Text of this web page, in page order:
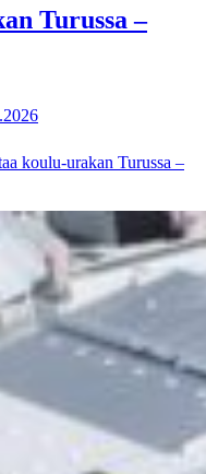
Turussa –
koulu-urakan Turussa –